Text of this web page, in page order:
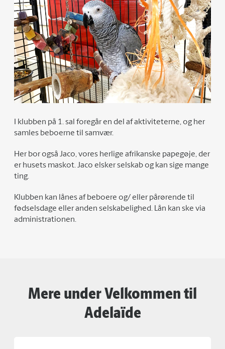
I klubben på 1. sal foregår en del af aktiviteterne, og her
samles beboerne til samvær.
Her bor også Jaco, vores herlige afrikanske papegøje, der
er husets maskot. Jaco elsker selskab og kan sige mange
ting.
Klubben kan lånes af beboere og/ eller pårørende til
fødselsdage eller anden selskabelighed. Lån kan ske via
administrationen.
Mere under Velkommen til
Adelaïde